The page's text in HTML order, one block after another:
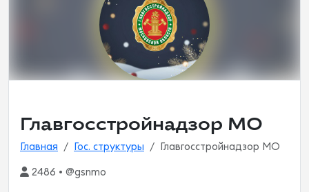
Главгосстройнадзор МО
Главная Гос. структуры Главгосстройнадзор МО
2486 • @gsnmo